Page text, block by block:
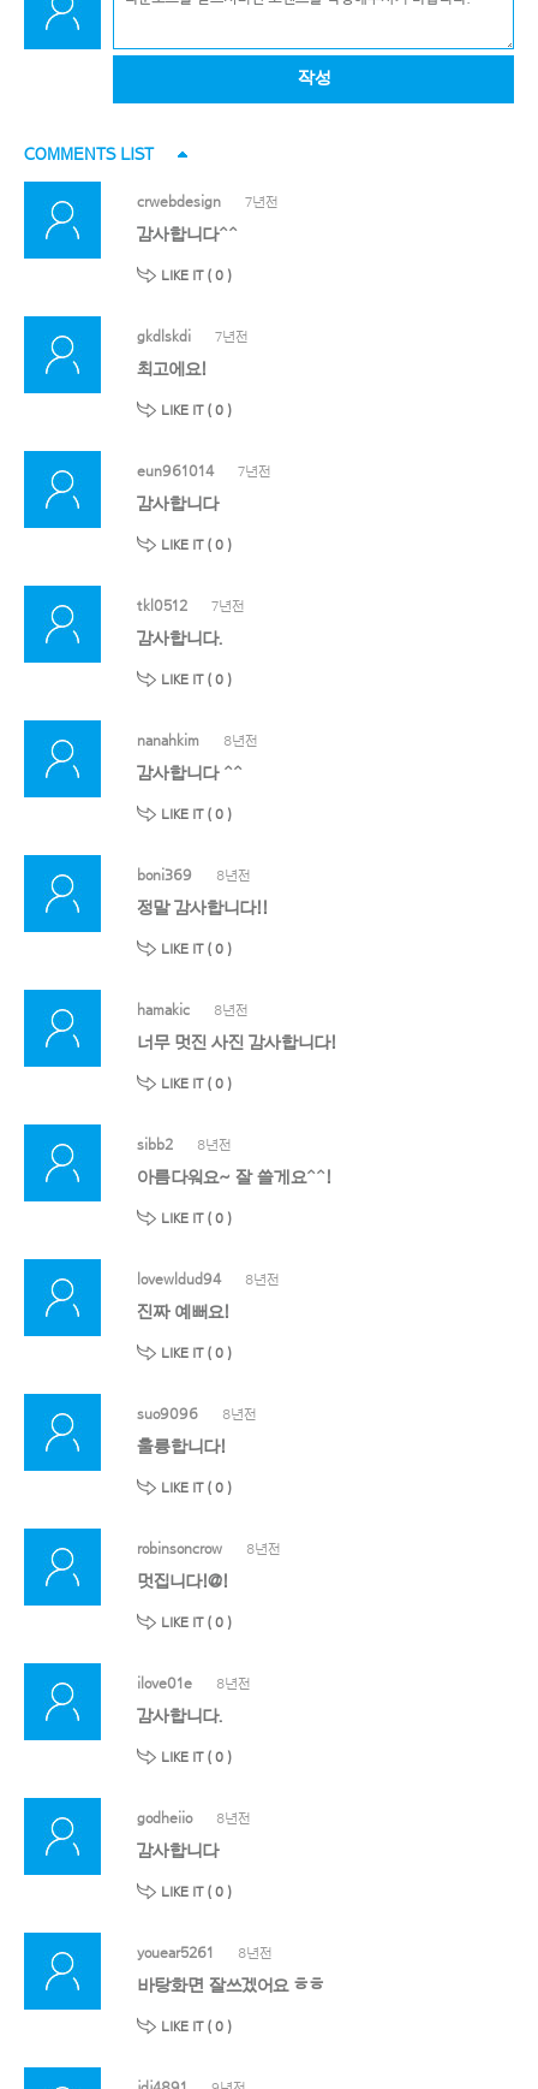
작성
COMMENTS LIST
crwebdesign 7년전
감사합니다^^
LIKE IT ( 0 )
gkdlskdi 7년전
최고에요!
LIKE IT ( 0 )
eun961014 7년전
감사합니다
LIKE IT ( 0 )
tkl0512 7년전
감사합니다.
LIKE IT ( 0 )
nanahkim 8년전
감사합니다 ^^
LIKE IT ( 0 )
boni369 8년전
정말 감사합니다!!
LIKE IT ( 0 )
hamakic 8년전
너무 멋진 사진 감사합니다!
LIKE IT ( 0 )
sibb2 8년전
아름다워요~ 잘 쓸게요^^!
LIKE IT ( 0 )
lovewldud94 8년전
진짜 예뻐요!
LIKE IT ( 0 )
suo9096 8년전
훌륭합니다!
LIKE IT ( 0 )
robinsoncrow 8년전
멋집니다!@!
LIKE IT ( 0 )
ilove01e 8년전
감사합니다.
LIKE IT ( 0 )
godheiio 8년전
감사합니다
LIKE IT ( 0 )
youear5261 8년전
바탕화면 잘쓰겠어요 ㅎㅎ
LIKE IT ( 0 )